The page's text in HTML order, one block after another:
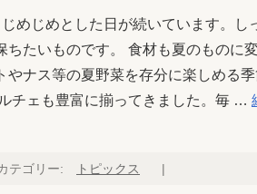
めじめとした日が続いています。し
ちたいものです。 食材も夏のものに
やナス等の夏野菜を存分に楽しめる
チェも豊富に揃ってきました。毎 …
テゴリー: トピックス |